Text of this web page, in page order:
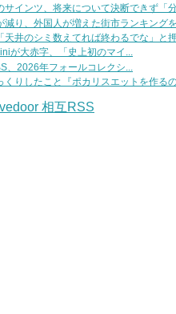
サインツ、将来について決断できず「
り、外国人が増えた街市ランキングを
天井のシミ数えてれば終わるでな」と
が大赤字、「史上初のマイ...
、2026年フォールコレクシ...
くりしたこと『ポカリスエットを作る
相互RSS